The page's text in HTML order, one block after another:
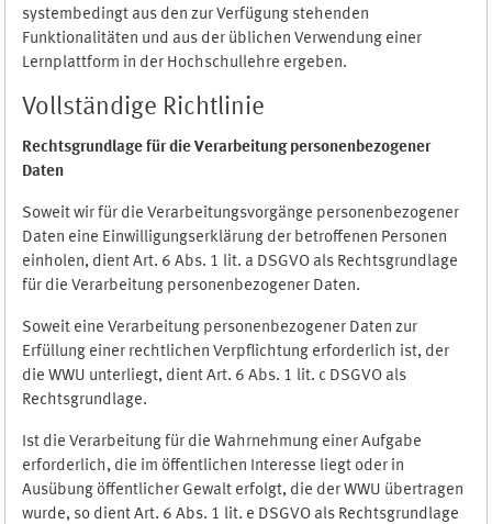
systembedingt aus den zur Verfügung stehenden
Funktionalitäten und aus der üblichen Verwendung einer
Lernplattform in der Hochschullehre ergeben.
Vollständige Richtlinie
Rechtsgrundlage für die Verarbeitung personenbezogener
Daten
Soweit wir für die Verarbeitungsvorgänge personenbezogener
Daten eine Einwilligungserklärung der betroffenen Personen
einholen, dient Art. 6 Abs. 1 lit. a DSGVO als Rechtsgrundlage
für die Verarbeitung personenbezogener Daten.
Soweit eine Verarbeitung personenbezogener Daten zur
Erfüllung einer rechtlichen Verpflichtung erforderlich ist, der
die WWU unterliegt, dient Art. 6 Abs. 1 lit. c DSGVO als
Rechtsgrundlage.
Ist die Verarbeitung für die Wahrnehmung einer Aufgabe
erforderlich, die im öffentlichen Interesse liegt oder in
Ausübung öffentlicher Gewalt erfolgt, die der WWU übertragen
wurde, so dient Art. 6 Abs. 1 lit. e DSGVO als Rechtsgrundlage